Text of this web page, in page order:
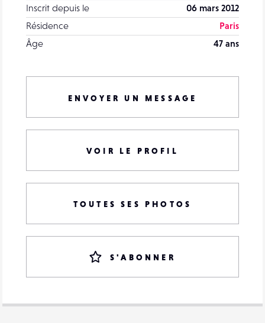
Inscrit depuis le
06 mars 2012
Résidence
Paris
Âge
47 ans
ENVOYER UN MESSAGE
VOIR LE PROFIL
TOUTES SES PHOTOS
S'ABONNER